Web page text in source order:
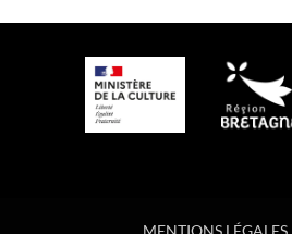
MENTIONS LÉGALES